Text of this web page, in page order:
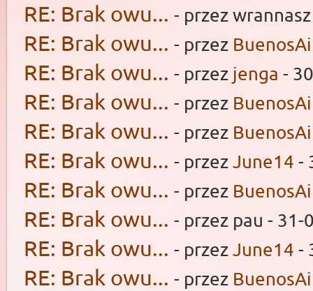
RE: Brak owu... - przez
RE: Brak owu... - przez
RE: Brak owu... - przez jenga -
RE: Brak owu... - przez
RE: Brak owu... - przez
RE: Brak owu... - przezJune14 -
RE: Brak owu... - przez
RE: Brak owu... - przez pau - 31-
RE: Brak owu... - przezJune14 -
RE: Brak owu... - przez